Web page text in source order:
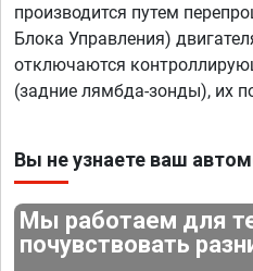
производится путем
Блока Управления)
отключаются
(задние лямбда-зонды), их
Вы не узнаете ваш
Мы работаем для
почувствовать